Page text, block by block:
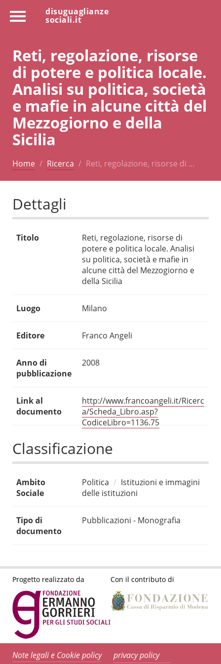
disuguaglianze
sociali.it
Reti, regolazione, risorse
di potere e politica locale.
Analisi su politica, società
e mafie in alcune città del
Mezzogiorno e della
Sicilia
Home Ricerca Reti, regolazione, risorse di …
Dettagli
Titolo
Reti, regolazione, risorse di
potere e politica locale. Analisi
su politica, società e mafie in
alcune città del Mezzogiorno e
della Sicilia
Luogo Milano
Editore Franco Angeli
Anno di
pubblicazione
2008
Link al
documento
http://www.francoangeli.it/Ricerc
a/Scheda_Libro.asp?
CodiceLibro=1136.75
Classificazione
Ambito
Sociale
Politica
Istituzioni e immagini
delle istituzioni
Tipo di
documento
Pubblicazioni - Monografia
Progetto realizzato da Con il contributo di
Note legali e Cookie policy privacy policy